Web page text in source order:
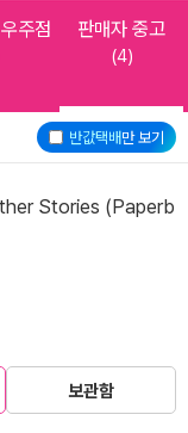
주점 판매자 중고
(4)
반값택배만 보기
Stories (Paperb
보관함